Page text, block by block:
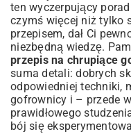
ten wyczerpujący
czymś więcej niż tylko
przepisem, dał Ci
niezbędną wiedzę.
przepis na chrupiące
suma detali: dobrych
odpowiedniej techniki,
gofrownicy i – przede
prawidłowego
bój się